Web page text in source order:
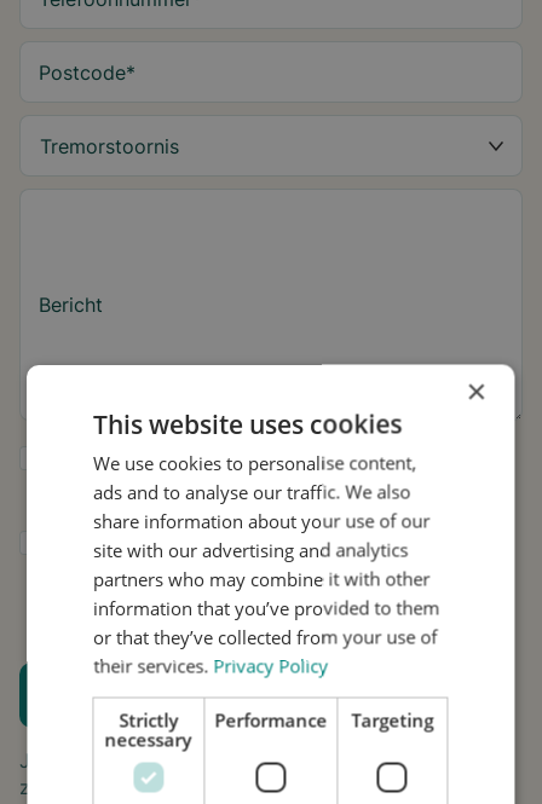
Postcode*
Bericht
Ja, ik wil tips over de tremor en updates
over Stil ontvangen.
Ik geef Stil toestemming om mijn gegevens
te gebruiken voor onderzoek en
verspreiding, in overeenstemming met het
privacybeleid.*
Plan een proefpassing
Houd me op de hoogte
Jouw aanvraag is gratis en vrijblijvend. Wij gaan
zorgvuldig om met uw gegevens.
×
This website uses cookies
We use cookies to personalise content,
ads and to analyse our traffic. We also
share information about your use of our
site with our advertising and analytics
partners who may combine it with other
information that you’ve provided to them
or that they’ve collected from your use of
their services. Privacy Policy
Strictly
necessary
Performance Targeting